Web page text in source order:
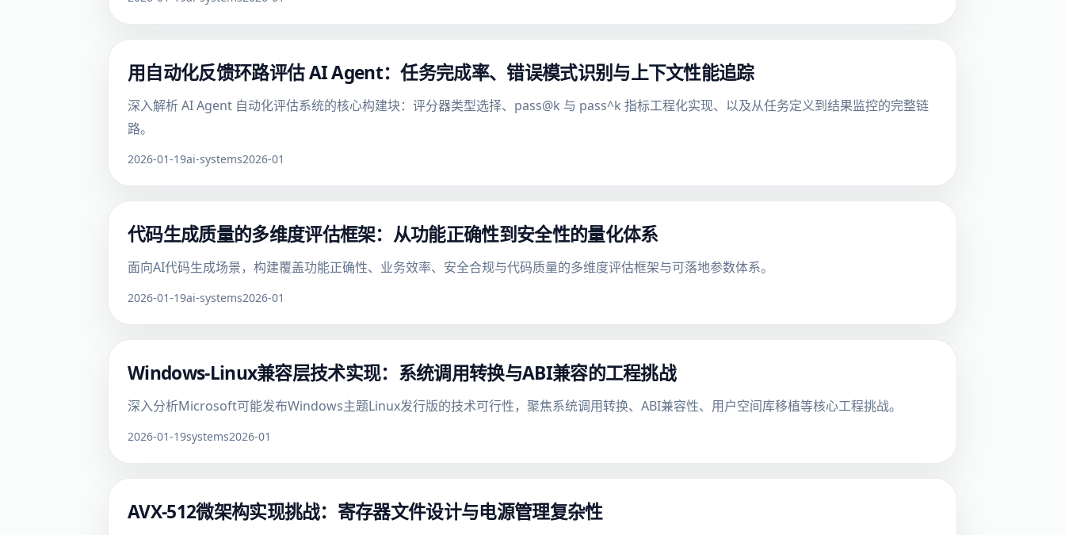
用自动化反馈环路评估 AI Agent：任务完成率、错误模式识别与上下文性能追踪
深入解析 AI Agent 自动化评估系统的核心构建块：评分器类型选择、pass@k 与 pass^k 指标工程化实现、以及从任务定义到结果监控的完整链
路。
2026-01-19ai-systems2026-01
代码生成质量的多维度评估框架：从功能正确性到安全性的量化体系
面向AI代码生成场景，构建覆盖功能正确性、业务效率、安全合规与代码质量的多维度评估框架与可落地参数体系。
2026-01-19ai-systems2026-01
Windows-Linux兼容层技术实现：系统调用转换与ABI兼容的工程挑战
深入分析Microsoft可能发布Windows主题Linux发行版的技术可行性，聚焦系统调用转换、ABI兼容性、用户空间库移植等核心工程挑战。
2026-01-19systems2026-01
AVX-512微架构实现挑战：寄存器文件设计与电源管理复杂性